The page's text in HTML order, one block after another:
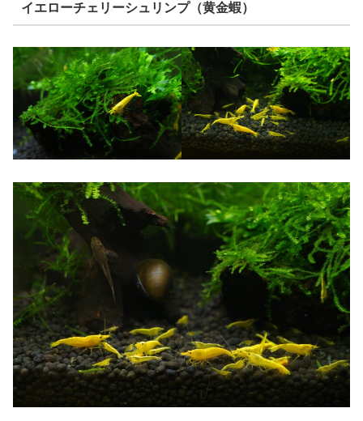
イエローチェリーシュリンプ（黄金蝦）